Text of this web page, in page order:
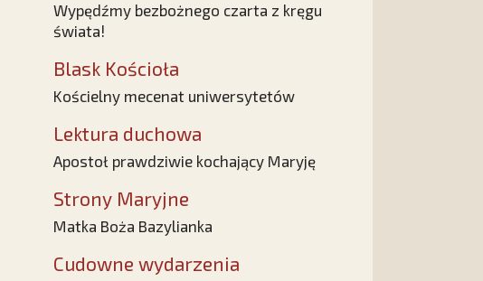
Wypędźmy bezbożnego czarta z kręgu
świata!
Blask Kościoła
Kościelny mecenat uniwersytetów
Lektura duchowa
Apostoł prawdziwie kochający Maryję
Strony Maryjne
Matka Boża Bazylianka
Cudowne wydarzenia